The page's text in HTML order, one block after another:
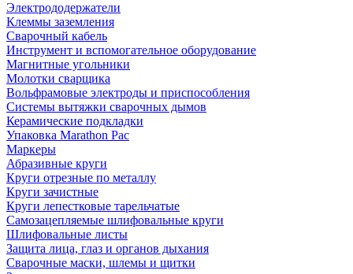
Электрододержатели
Клеммы заземления
Сварочный кабель
Инструмент и вспомогательное оборудование
Магнитные угольники
Молотки сварщика
Вольфрамовые электроды и приспособления
Системы вытяжки сварочных дымов
Керамические подкладки
Упаковка Marathon Pac
Маркеры
Абразивные круги
Круги отрезные по металлу
Круги зачистные
Круги лепестковые тарельчатые
Самозацепляемые шлифовальные круги
Шлифовальные листы
Защита лица, глаз и органов дыхания
Сварочные маски, шлемы и щитки